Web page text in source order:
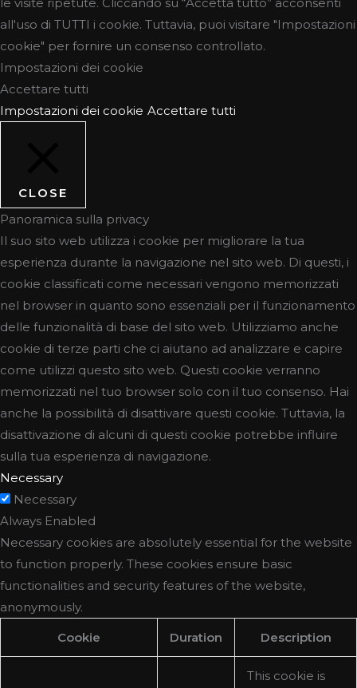
all'uso di TUTTI i cookie. Tuttavia, puoi visitare "Impostazioni
cookie" per fornire un consenso controllato.
Impostazioni dei cookie
Accettare tutti
Impostazioni dei cookie Accettare tutti
CLOSE
Panoramica sulla privacy
Il suo sito web utilizza i cookie per migliorare la tua
esperienza durante la navigazione nel sito web. Di questi, i
cookie classificati come necessari vengono memorizzati
nel browser in quanto sono essenziali per il funzionamento
delle funzionalità di base del sito web. Utilizziamo anche
cookie di terze parti che ci aiutano ad analizzare e capire
come utilizzi questo sito web. Questi cookie verranno
memorizzati nel tuo browser solo con il tuo consenso. Hai
anche la possibilità di disattivare questi cookie. Tuttavia, la
disattivazione di alcuni di questi cookie potrebbe influire
sulla tua esperienza di navigazione.
Necessary
Necessary
Always Enabled
Necessary cookies are absolutely essential for the website
to function properly. These cookies ensure basic
functionalities and security features of the website,
anonymously.
Cookie
Duration Description
This cookie is